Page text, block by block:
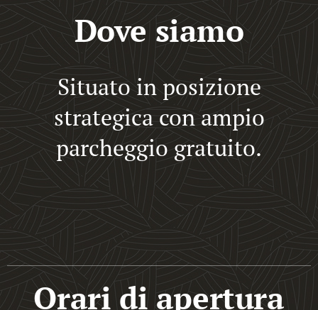
Dove siamo
Situato in posizione
strategica con ampio
parcheggio gratuito.
Orari di apertura